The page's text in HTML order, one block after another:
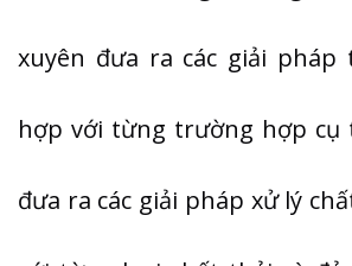
xuyên đưa ra các giải pháp
hợp với từng trường hợp cụ
đưa ra các giải pháp xử lý